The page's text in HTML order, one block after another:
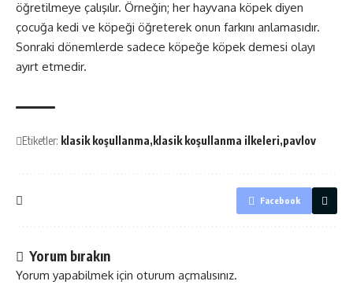
öğretilmeye çalışılır. Örneğin; her hayvana köpek diyen
çocuğa kedi ve köpeği öğreterek onun farkını anlamasıdır.
Sonraki dönemlerde sadece köpeğe köpek demesi olayı
ayırt etmedir.
Etiketler: klasik koşullanma klasik koşullanma ilkeleri pavlov
Facebook
Yorum bırakın
Yorum yapabilmek için oturum açmalısınız.